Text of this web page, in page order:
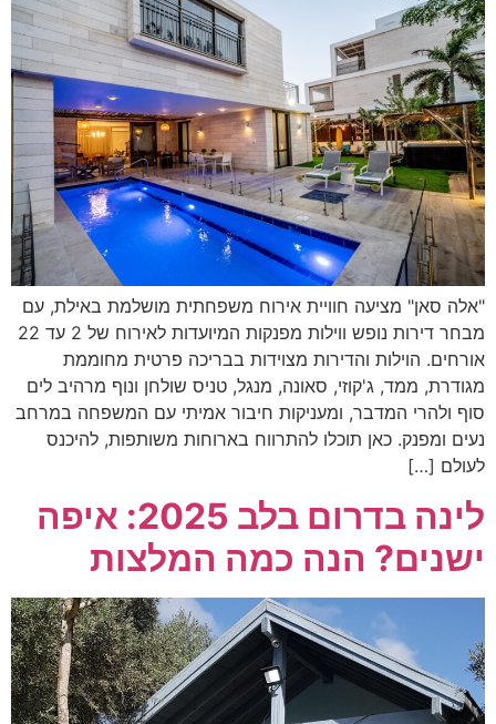
"אלה סאן" מציעה חוויית אירוח משפחתית מושלמת באילת, עם
מבחר דירות נופש ווילות מפנקות המיועדות לאירוח של 2 עד 22
אורחים. הוילות והדירות מצוידות בבריכה פרטית מחוממת
מגודרת, ממד, ג'קוזי, סאונה, מנגל, טניס שולחן ונוף מרהיב לים
סוף ולהרי המדבר, ומעניקות חיבור אמיתי עם המשפחה במרחב
נעים ומפנק. כאן תוכלו להתרווח בארוחות משותפות, להיכנס
לעולם […]
לינה בדרום בלב 2025: איפה
ישנים? הנה כמה המלצות